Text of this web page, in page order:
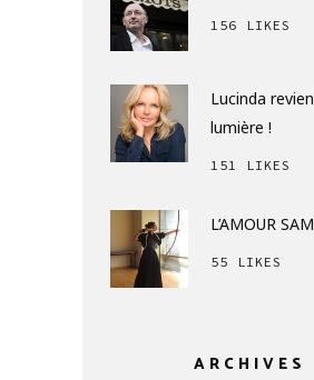
156 LIKES
Lucinda
lumière !
151 LIKES
L’AMOUR
55 LIKES
ARCHIVES